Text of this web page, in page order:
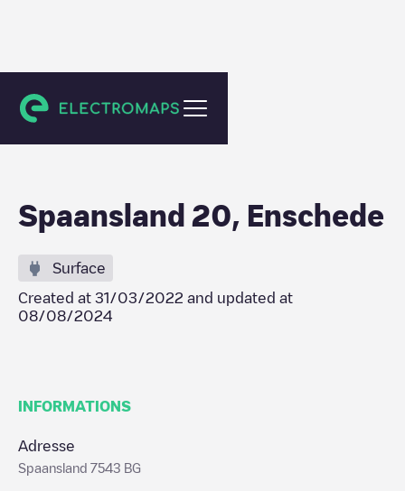
Enschede
Spaansland 20, Enschede
Surface
Created at 31/03/2022 and updated at
08/08/2024
INFORMATIONS
Adresse
Spaansland 7543 BG